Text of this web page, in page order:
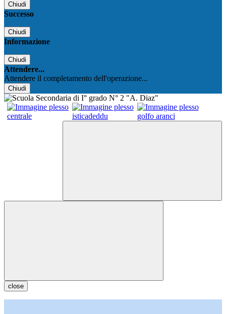
Chiudi
Successo
Chiudi
Informazione
Chiudi
Attendere...
Attendere il completamento dell'operazione...
Chiudi
close